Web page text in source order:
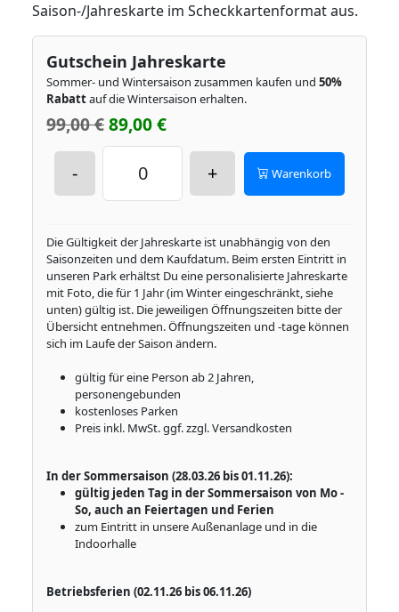
Saison-/Jahreskarte im Scheckkartenformat aus.
Gutschein Jahreskarte
Sommer- und Wintersaison zusammen kaufen und 50%
Rabattauf die Wintersaison erhalten.
99,00 €89,00 €
- + Warenkorb
Die Gültigkeit der Jahreskarte ist unabhängig von den
Saisonzeiten und dem Kaufdatum. Beim ersten Eintritt in
unseren Park erhältst Du eine personalisierte Jahreskarte
mit Foto, die für 1 Jahr (im Winter eingeschränkt, siehe
unten) gültig ist. Die jeweiligen Öffnungszeiten bitte der
Übersicht entnehmen. Öffnungszeiten und -tage können
sich im Laufe der Saison ändern.
gültig für eine Person ab 2 Jahren,
personengebunden
kostenloses Parken
Preis inkl. MwSt. ggf. zzgl. Versandkosten
In der Sommersaison (28.03.26 bis 01.11.26):
gültig jeden Tag in der Sommersaison von Mo -
So, auch an Feiertagen und Ferien
zum Eintritt in unsere Außenanlage und in die
Indoorhalle
Betriebsferien (02.11.26 bis 06.11.26)